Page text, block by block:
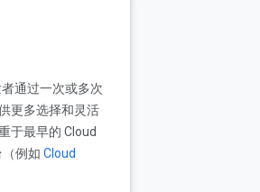
通过一次或多次
更多选择和灵活
于最早的 Cloud
例如 Cloud